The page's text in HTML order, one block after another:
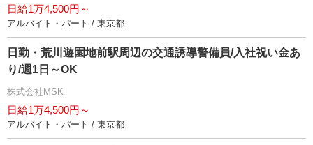
日給1万4,500円～
アルバイト・パート / 東京都
日勤・荒川遊園地前駅周辺の交通誘導警備員/入社祝い金あ
り/週1日～OK
株式会社MSK
日給1万4,500円～
アルバイト・パート / 東京都